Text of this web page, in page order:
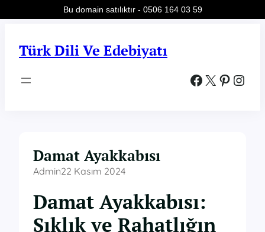
Türk Dili Ve Edebiyatı
Facebook X Pinterest Instagram
Damat Ayakkabısı
Admin22 Kasım 2024
Damat Ayakkabısı:
Şıklık ve Rahatlığın
Bu domain satılıktır - 0506 164 03 59